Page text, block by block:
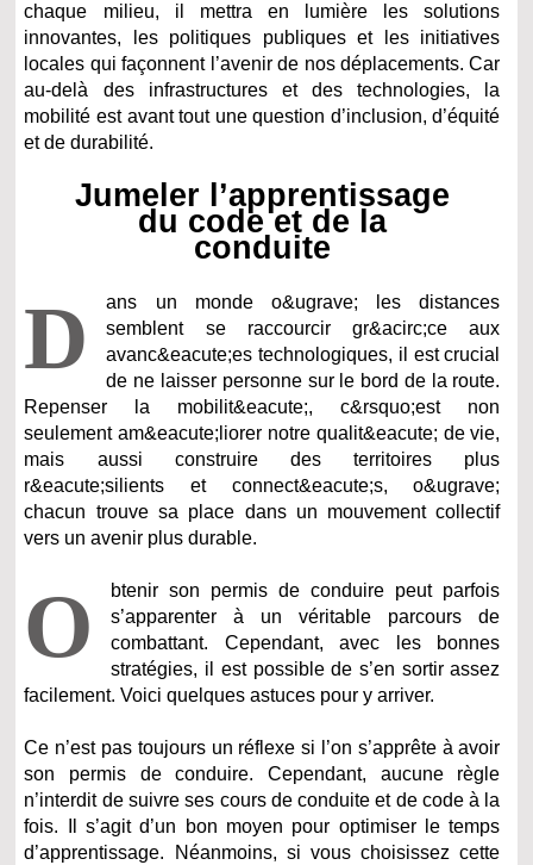
chaque milieu, il mettra en lumière les solutions
innovantes, les politiques publiques et les initiatives
locales qui façonnent l’avenir de nos déplacements. Car
au-delà des infrastructures et des technologies, la
mobilité est avant tout une question d’inclusion, d’équité
et de durabilité.
Jumeler l’apprentissage
du code et de la
conduite
D
ans un monde o&ugrave; les distances
semblent se raccourcir gr&acirc;ce aux
avanc&eacute;es technologiques, il est crucial
de ne laisser personne sur le bord de la route.
Repenser la mobilit&eacute;, c&rsquo;est non
seulement am&eacute;liorer notre qualit&eacute; de vie,
mais aussi construire des territoires plus
r&eacute;silients et connect&eacute;s, o&ugrave;
chacun trouve sa place dans un mouvement collectif
vers un avenir plus durable.
O
btenir son permis de conduire peut parfois
s’apparenter à un véritable parcours de
combattant. Cependant, avec les bonnes
stratégies, il est possible de s’en sortir assez
facilement. Voici quelques astuces pour y arriver.
Ce n’est pas toujours un réflexe si l’on s’apprête à avoir
son permis de conduire. Cependant, aucune règle
n’interdit de suivre ses cours de conduite et de code à la
fois. Il s’agit d’un bon moyen pour optimiser le temps
d’apprentissage. Néanmoins, si vous choisissez cette